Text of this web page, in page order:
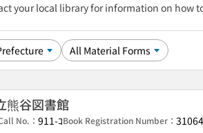
your local library for information on
熊谷図書館
No.： 911-ｺBook Registration Number：